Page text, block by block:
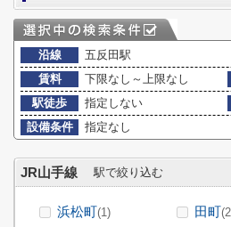
沿線
五反田駅
賃料
下限なし～上限なし
駅徒歩
指定しない
設備条件
指定なし
JR山手線 駅で絞り込む
浜松町(1) 田町